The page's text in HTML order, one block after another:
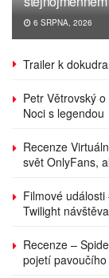
6 SRPNA, 2026
Trailer k
Petr Větrovský
Noci s legendou
Recenze
svět OnlyFans,
Filmové
Twilight
Recenze –
pojetí